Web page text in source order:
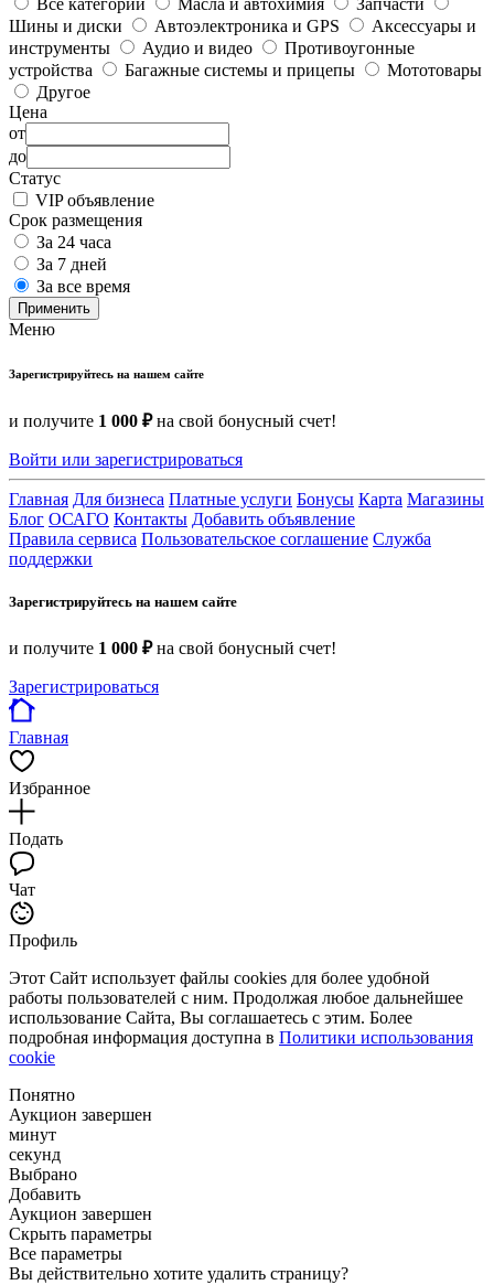
Шины и диски
Автоэлектроника и GPS
Аксессуары и
инструменты
Аудио и видео
Противоугонные
устройства
Багажные системы и прицепы
Мототовары
Другое
Цена
от
до
Статус
VIP объявление
Срок размещения
За 24 часа
За 7 дней
За все время
Применить
Меню
Зарегистрируйтесь на нашем сайте
и получите 1 000 ₽на свой бонусный счет!
Войти или зарегистрироваться
Главная Для бизнеса Платные услуги Бонусы Карта Магазины
Блог ОСАГО Контакты Добавить объявление
Правила сервиса Пользовательское соглашение Служба
поддержки
Зарегистрируйтесь на нашем сайте
и получите 1 000 ₽на свой бонусный счет!
Зарегистрироваться
Главная
Избранное
Подать
Чат
Профиль
Этот Сайт использует файлы cookies для более удобной
работы пользователей с ним. Продолжая любое дальнейшее
использование Сайта, Вы соглашаетесь с этим. Более
подробная информация доступна в Политики использования
cookie
Понятно
Аукцион завершен
минут
секунд
Выбрано
Добавить
Аукцион завершен
Скрыть параметры
Все параметры
Вы действительно хотите удалить страницу?